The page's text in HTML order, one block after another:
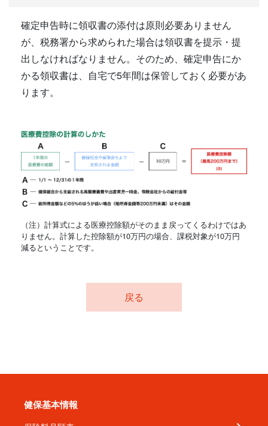
確定申告時に領収書の添付は原則必要ありません
が、税務署から求められた場合は領収書を提示・提
出しなければなりません。そのため、確定申告にか
かる領収書は、自宅で5年間は保管しておく必要があ
ります。
（注）計算式による医療控除額がそのまま戻ってくるわけではあ
りません。計算した控除額が10万円の場合、課税対象が10万円
減るということです。
戻る
健保基本情報